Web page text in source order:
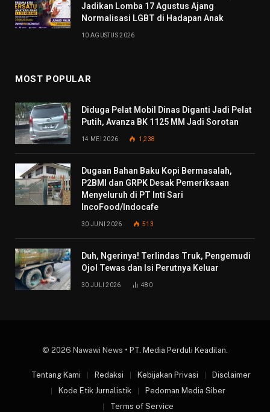
Jadikan Lomba 17 Agustus Ajang
Normalisasi LGBT di Hadapan Anak
10 AGUSTUS 2026
MOST POPULAR
Diduga Pelat Mobil Dinas Diganti Jadi Pelat
Putih, Avanza BK 1125 MM Jadi Sorotan
14 MEI 2026 1,238
Dugaan Bahan Baku Kopi Bermasalah,
P2BMI dan GRPK Desak Pemeriksaan
Menyeluruh di PT Inti Sari
IncoFood/Indocafe
30 JUNI 2026 513
Duh, Ngerinya! Terlindas Truk, Pengemudi
Ojol Tewas dan Isi Perutnya Keluar
30 JULI 2026 480
© 2026 Nawawi News • PT. Media Perduli Keadilan.
Tentang Kami Redaksi Kebijakan Privasi
Disclaimer
Kode Etik Jurnalistik
Pedoman Media Siber
Terms of Service